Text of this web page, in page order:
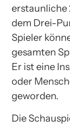
erstaunliche
dem Drei-
Spieler
gesamten
Er ist eine
oder
geworden.
Die